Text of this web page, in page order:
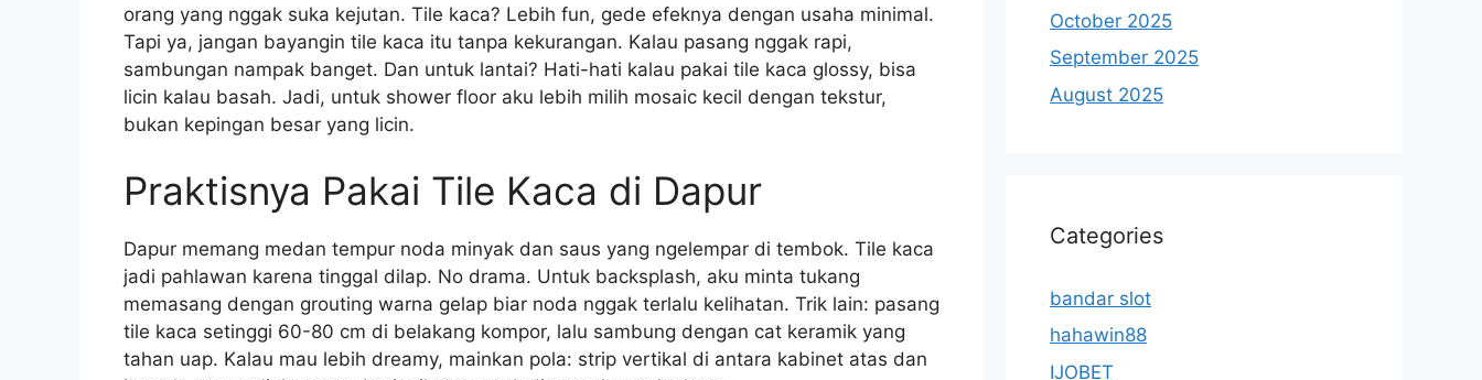
orang yang nggak suka kejutan. Tile kaca? Lebih fun, gede efeknya dengan usaha minimal.
Tapi ya, jangan bayangin tile kaca itu tanpa kekurangan. Kalau pasang nggak rapi,
sambungan nampak banget. Dan untuk lantai? Hati-hati kalau pakai tile kaca glossy, bisa
licin kalau basah. Jadi, untuk shower floor aku lebih milih mosaic kecil dengan tekstur,
bukan kepingan besar yang licin.
Praktisnya Pakai Tile Kaca di Dapur
Dapur memang medan tempur noda minyak dan saus yang ngelempar di tembok. Tile kaca
jadi pahlawan karena tinggal dilap. No drama. Untuk backsplash, aku minta tukang
memasang dengan grouting warna gelap biar noda nggak terlalu kelihatan. Trik lain: pasang
tile kaca setinggi 60-80 cm di belakang kompor, lalu sambung dengan cat keramik yang
tahan uap. Kalau mau lebih dreamy, mainkan pola: strip vertikal di antara kabinet atas dan
October 2025
September 2025
August 2025
Categories
bandar slot
hahawin88
IJOBET